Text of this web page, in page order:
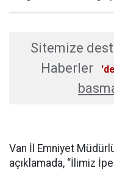
Sitemize
Haberler
Van İl Emniyet
açıklamada, “İlimiz